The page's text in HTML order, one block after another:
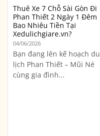
Thuê Xe 7 Chỗ Sài Gòn Đi
Phan Thiết 2 Ngày 1 Đêm
Bao Nhiêu Tiền Tại
Xedulichgiare.vn?
04/06/2026
Bạn đang lên kế hoạch du
lịch Phan Thiết – Mũi Né
cùng gia đình...